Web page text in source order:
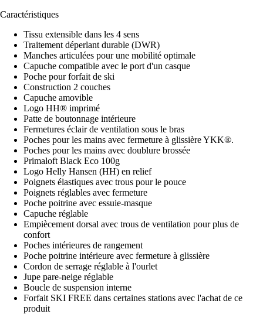
Caractéristiques
Tissu extensible dans les 4 sens
Traitement déperlant durable (DWR)
Manches articulées pour une mobilité optimale
Capuche compatible avec le port d'un casque
Poche pour forfait de ski
Construction 2 couches
Capuche amovible
Logo HH® imprimé
Patte de boutonnage intérieure
Fermetures éclair de ventilation sous le bras
Poches pour les mains avec fermeture à glissière YKK®.
Poches pour les mains avec doublure brossée
Primaloft Black Eco 100g
Logo Helly Hansen (HH) en relief
Poignets élastiques avec trous pour le pouce
Poignets réglables avec fermeture
Poche poitrine avec essuie-masque
Capuche réglable
Empiècement dorsal avec trous de ventilation pour plus de
confort
Poches intérieures de rangement
Poche poitrine intérieure avec fermeture à glissière
Cordon de serrage réglable à l'ourlet
Jupe pare-neige réglable
Boucle de suspension interne
Forfait SKI FREE dans certaines stations avec l'achat de ce
produit